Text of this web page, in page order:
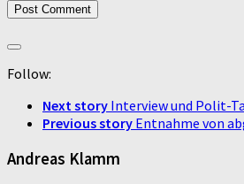
Follow:
Next story Interview und Polit-
Previous story Entnahme von
Andreas Klamm